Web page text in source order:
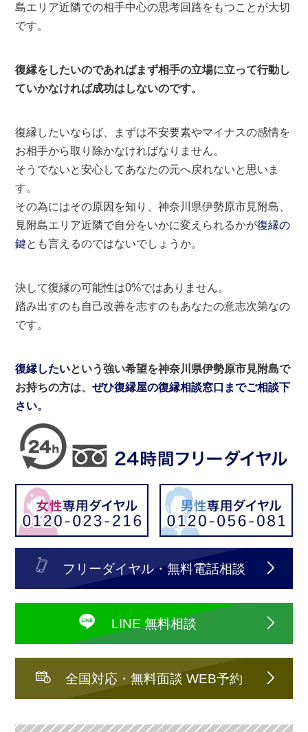
島エリア近隣での相手中心の思考回路をもつことが大切
です。
復縁をしたいのであればまず相手の立場に立って行動し
ていかなければ成功はしないのです。
復縁したいならば、まずは不安要素やマイナスの感情を
お相手から取り除かなければなりません。
そうでないと安心してあなたの元へ戻れないと思いま
す。
その為にはその原因を知り、神奈川県伊勢原市見附島、
見附島エリア近隣で自分をいかに変えられるかが復縁の
鍵とも言えるのではないでしょうか。
決して復縁の可能性は0%ではありません。
踏み出すのも自己改善を志すのもあなたの意志次第なの
です。
復縁したいという強い希望を神奈川県伊勢原市見附島で
お持ちの方は、ぜひ復縁屋の復縁相談窓口までご相談下
さい。
フリーダイヤル・無料電話相談
LINE 無料相談
全国対応・無料面談 WEB予約